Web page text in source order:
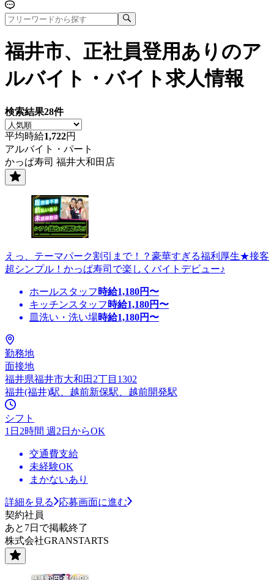
福井市、正社員登用あり のア
ルバイト・バイト求人情報
検索結果28件
平均時給1,722円
アルバイト・パート
かっぱ寿司 福井大和田店
えっ、テーマパーク割引まで！？豪華すぎる福利厚生★接客
超シンプル！かっぱ寿司で楽しくバイトデビュー♪
ホールスタッフ 時給1,180円〜
キッチンスタッフ 時給1,180円〜
皿洗い・洗い場時給1,180円〜
勤務地
面接地
福井県福井市大和田2丁目1302
福井(福井)駅、越前新保駅、越前開発駅
シフト
1日2時間 週2日からOK
交通費支給
未経験OK
まかないあり
詳細を見る
応募画面に進む
契約社員
あと7日で掲載終了
株式会社GRANSTARTS